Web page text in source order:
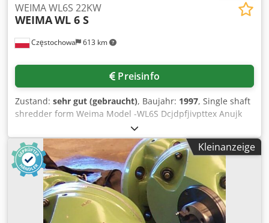
Częstochowa 613 km
WEIMA WL6S 22KW
WEIMAWL 6 S
Preisinfo
Zustand: sehr gut (gebraucht), Baujahr: 1997, Single shaft
shredder form Weima Model -WL6S Dcjdpfjivpttex Anujk
Kleinanzeige